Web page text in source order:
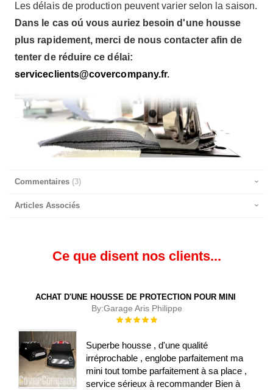
Les délais de production peuvent varier selon la saison.
Dans le cas oú vous auriez besoin d'une housse
plus rapidement, merci de nous contacter afin de
tenter de réduire ce délai:
serviceclients@covercompany.fr.
Commentaires 3
Articles Associés
Ce que disent nos clients...
ACHAT D'UNE HOUSSE DE PROTECTION POUR MINI
By:Garage Aris Philippe
Évaluation :
Superbe housse , d'une qualité
irréprochable , englobe parfaitement ma
mini tout tombe parfaitement à sa place ,
service sérieux à recommander Bien à